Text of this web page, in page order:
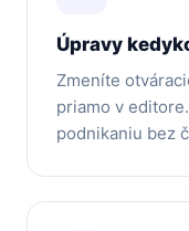
Úpravy
Zmeníte
priamo v
podnikaniu bez